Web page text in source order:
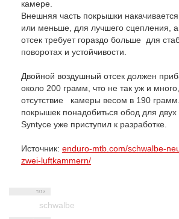
камере.
Внешняя часть покрышки
или меньше, для лучшего сцепления, а
отсек требует гораздо больше для
поворотах и устойчивости.
Двойной воздушный отсек должен
около 200 грамм, что не так уж и
отсутствие камеры весом в 190
покрышек понадобиться обод для двух
Syntyce уже приступил к разработке.
Источник: enduro-mtb.com/schwalbe-
zwei-luftkammern/
schwalbe